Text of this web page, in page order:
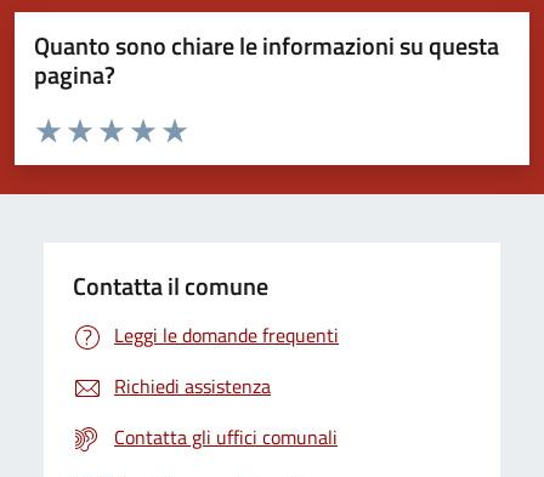
Quanto sono chiare le informazioni su questa
pagina?
Valuta da 1 a 5 stelle la pagina
Valuta 5 stelle su 5
Valuta 4 stelle su 5
Valuta 3 stelle su 5
Valuta 2 stelle su 5
Valuta 1 stelle su 5
Contatta il comune
Leggi le domande frequenti
Richiedi assistenza
Contatta gli uffici comunali